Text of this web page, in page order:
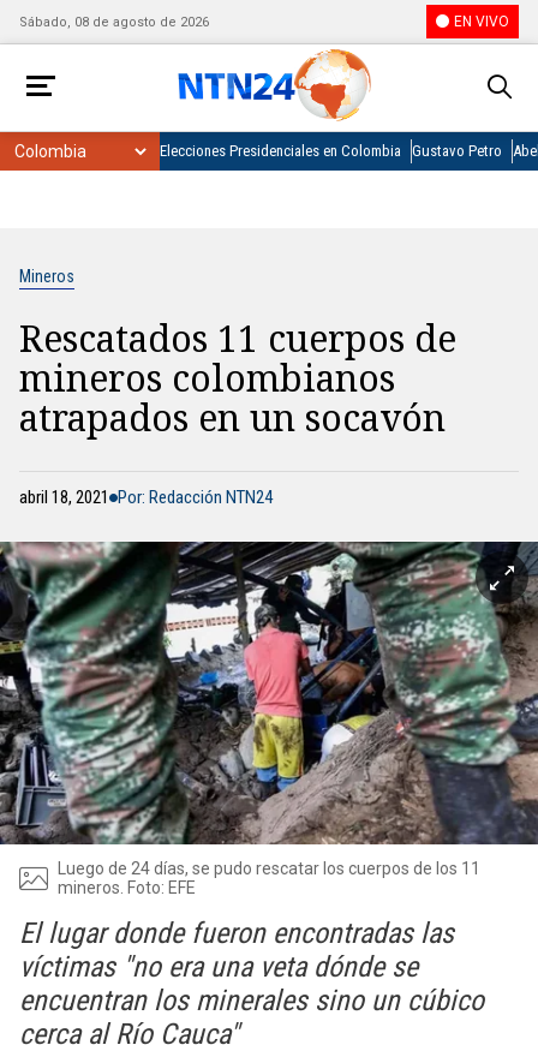
Sábado, 08 de agosto de 2026 EN VIVO
Elecciones Presidenciales en Colombia Gustavo Petro
Mineros
Rescatados 11 cuerpos de
mineros colombianos
atrapados en un socavón
abril 18, 2021 Por: Redacción NTN24
Luego de 24 días, se pudo rescatar los cuerpos de los 11
mineros. Foto: EFE
El lugar donde fueron encontradas las
víctimas "no era una veta dónde se
encuentran los minerales sino un cúbico
cerca al Río Cauca"